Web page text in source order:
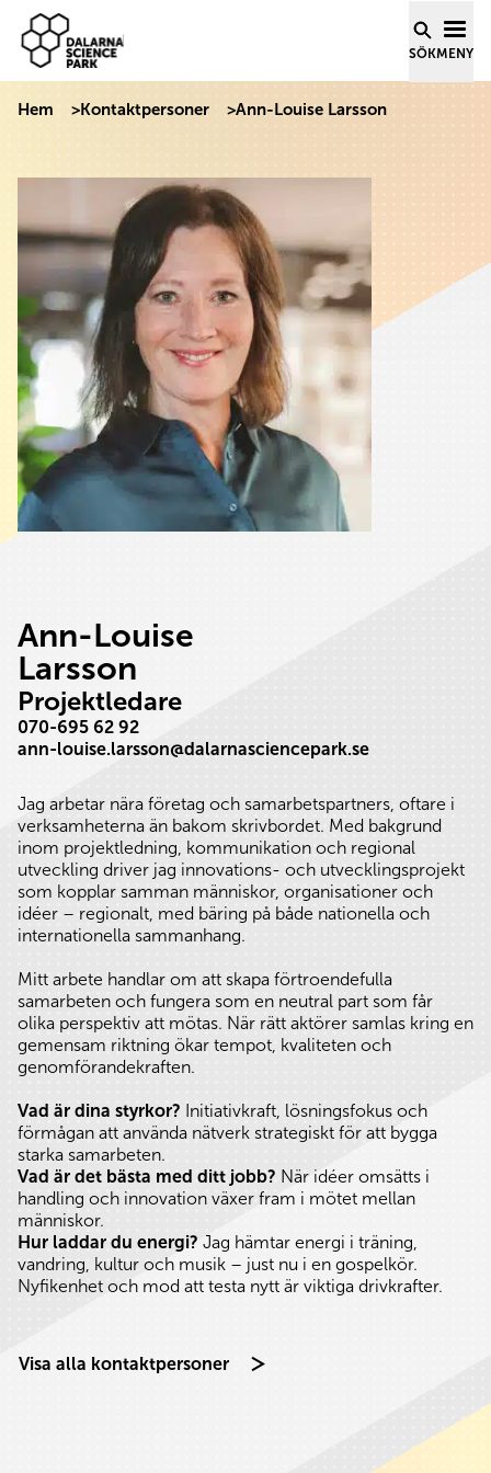
Hoppa till innehåll
Dalarna Science Park
SÖKMENY
Hem >Kontaktpersoner >Ann-Louise Larsson
Ann-Louise
Larsson
Projektledare
070-695 62 92
ann-louise.larsson@dalarnasciencepark.se
Jag arbetar nära företag och samarbetspartners, oftare i
verksamheterna än bakom skrivbordet. Med bakgrund
inom projektledning, kommunikation och regional
utveckling driver jag innovations- och utvecklingsprojekt
som kopplar samman människor, organisationer och
idéer – regionalt, med bäring på både nationella och
internationella sammanhang.
Mitt arbete handlar om att skapa förtroendefulla
samarbeten och fungera som en neutral part som får
olika perspektiv att mötas. När rätt aktörer samlas kring en
gemensam riktning ökar tempot, kvaliteten och
genomförandekraften.
Vad är dina styrkor? Initiativkraft, lösningsfokus och
förmågan att använda nätverk strategiskt för att bygga
starka samarbeten.
Vad är det bästa med ditt jobb? När idéer omsätts i
handling och innovation växer fram i mötet mellan
människor.
Hur laddar du energi? Jag hämtar energi i träning,
vandring, kultur och musik – just nu i en gospelkör.
Nyfikenhet och mod att testa nytt är viktiga drivkrafter.
Visa alla kontaktpersoner